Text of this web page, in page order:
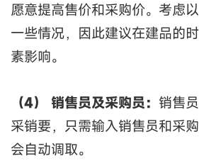
愿意提高售价和采购价。考虑
一些情况，因此建议在建品的
素影响。
（4） 销售员及采购员： 销售
采销要，只需输入销售员和采
会自动调取。